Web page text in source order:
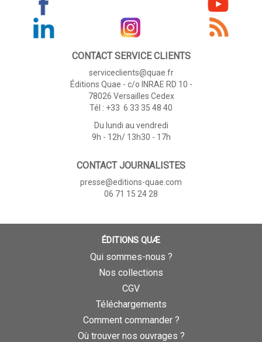
CONTACT SERVICE CLIENTS
serviceclients@quae.fr
Éditions Quae - c/o INRAE RD 10 -
78026 Versailles Cedex
Tél : +33 6 33 35 48 40
Du lundi au vendredi
9h - 12h/ 13h30 - 17h
CONTACT JOURNALISTES
presse@editions-quae.com
06 71 15 24 28
ÉDITIONS QUÆ
Qui sommes-nous ?
Nos collections
CGV
Téléchargements
Comment commander ?
Où trouver nos ouvrages ?